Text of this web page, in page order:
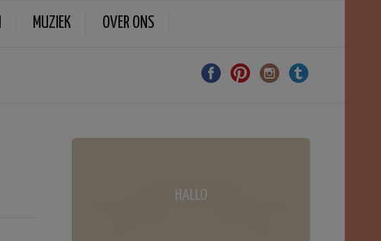
MUZIEK OVER ONS
HALLO